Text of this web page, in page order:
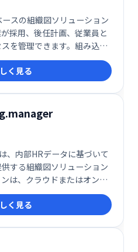
スの組織図ソリューション
採用、後任計画、従業員と
を管理できます。組み込み
、組織は就職記念日、新入
ュニケーションを合理化で
く見る
内部HRデータに基づいて
する組織図ソリューション
は、クラウドまたはオンプ
模から大規模の企業の人事
ます。
く見る